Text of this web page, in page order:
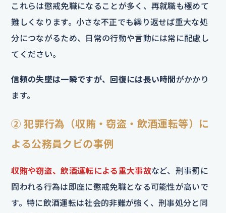
これらは懲戒免職になることが多く、再就職も極めて
難しくなります。小さな不正でも繰り返せば重大な処
分につながるため、日常の行動や言動には常に配慮し
てください。
信頼の失墜は一瞬ですが、回復には長い時間がかかり
ます。
② 犯罪行為（収賄・窃盗・飲酒運転等）に
よる公務員クビの事例
収賄や窃盗、飲酒運転による重大事故など、刑事罰に
問われる行為は即座に懲戒免職となる可能性が高いで
す。特に飲酒運転は社会的非難が強く、刑事処分と同